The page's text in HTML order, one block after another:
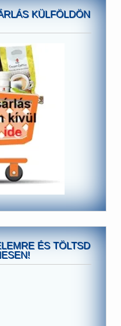
KÜLFÖLDÖN
ÉS TÖLTSD